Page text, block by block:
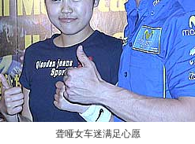
聋哑女车迷满足心愿